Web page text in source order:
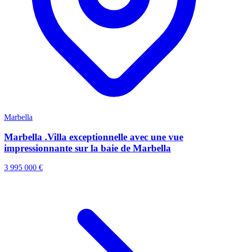
Marbella
Marbella .Villa exceptionnelle avec une vue
impressionnante sur la baie de Marbella
3 995 000 €